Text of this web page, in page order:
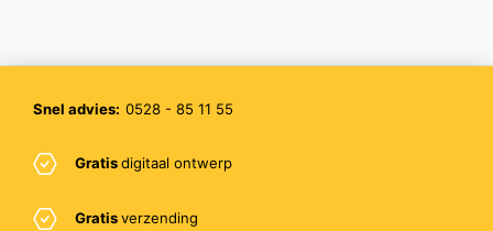
Snel advies: 0528 - 85 11 55
Gratisdigitaal ontwerp
Gratisverzending